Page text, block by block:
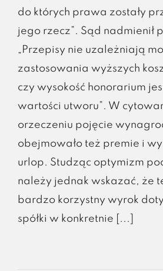
do których prawa zostały
jego rzecz”. Sąd nadmienił
„Przepisy nie uzależniają
zastosowania wyższych
czy wysokość honorarium
wartości utworu”. W
orzeczeniu pojęcie
obejmowało też premie i
urlop. Studząc optymizm
należy jednak wskazać, że
bardzo korzystny wyrok
spółki w konkretnie [...]